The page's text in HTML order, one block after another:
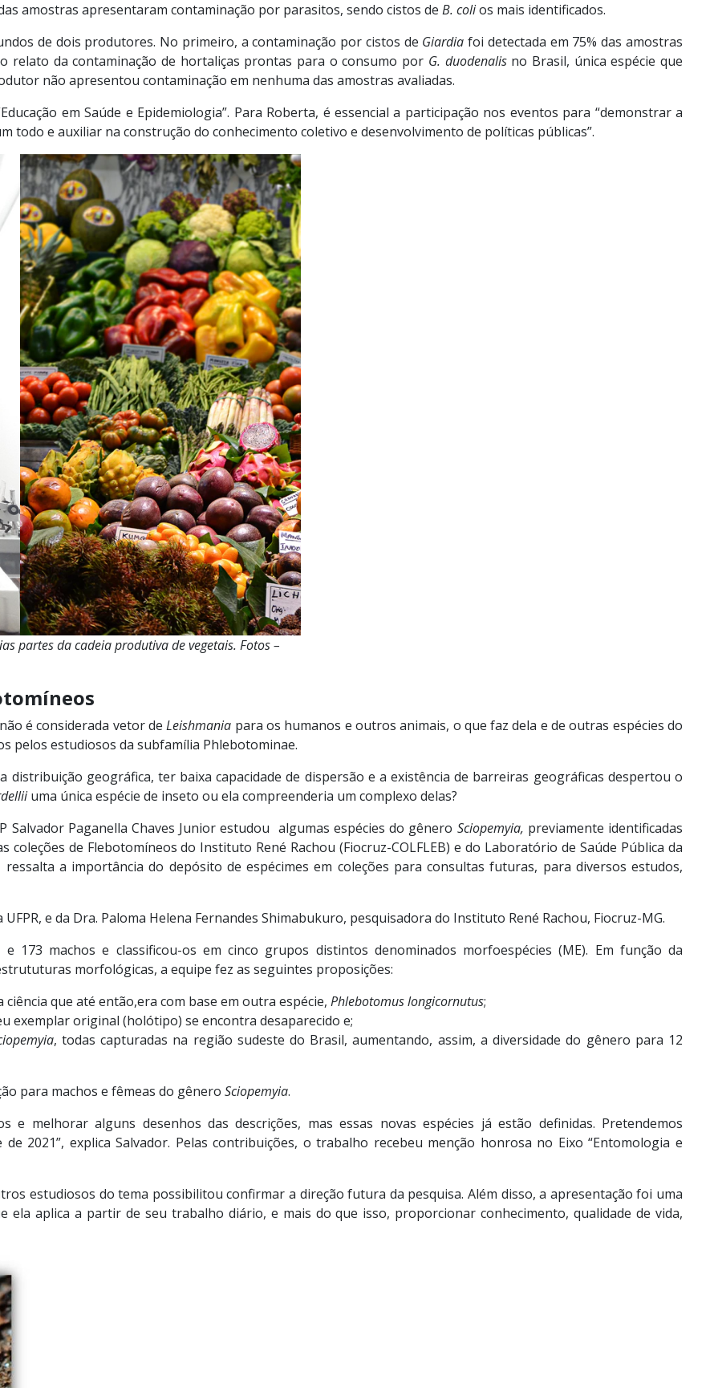
amostras apresentaram contaminação por parasitos, sendo cistos de B. colios mais identificados.
de dois produtores. No primeiro, a contaminação por cistos de Giardiafoi detectada em 75% das amostras
relato da contaminação de hortaliças prontas para o consumo por G. duodenalis no Brasil, única espécie que
não apresentou contaminação em nenhuma das amostras avaliadas.
em Saúde e Epidemiologia”. Para Roberta, é essencial a participação nos eventos para “demonstrar a
todo e auxiliar na construção do conhecimento coletivo e desenvolvimento de políticas públicas”.
partes da cadeia produtiva de vegetais. Fotos –
é considerada vetor deLeishmania para os humanos e outros animais, o que faz dela e de outras espécies do
pelos estudiosos da subfamília Phlebotominae.
geográfica, ter baixa capacidade de dispersão e a existência de barreiras geográficas despertou o
uma única espécie de inseto ou ela compreenderia um complexo delas?
Salvador Paganella Chaves Junior estudou algumas espécies do gênero Sciopemyia, previamente identificadas
coleções de Flebotomíneos do Instituto René Rachou (Fiocruz-COLFLEB) e do Laboratório de Saúde Pública da
ressalta a importância do depósito de espécimes em coleções para consultas futuras, para diversos estudos,
e da Dra. Paloma Helena Fernandes Shimabukuro, pesquisadora do Instituto René Rachou, Fiocruz-MG.
173 machos e classificou-os em cinco grupos distintos denominados morfoespécies (ME). Em função da
morfológicas, a equipe fez as seguintes proposições:
ciência que até então,era com base em outra espécie, Phlebotomus longicornutus;
exemplar original (holótipo) se encontra desaparecido e;
, todas capturadas na região sudeste do Brasil, aumentando, assim, a diversidade do gênero para 12
para machos e fêmeas do gênero Sciopemyia.
e melhorar alguns desenhos das descrições, mas essas novas espécies já estão definidas. Pretendemos
2021”, explica Salvador. Pelas contribuições, o trabalho recebeu menção honrosa no Eixo “Entomologia e
estudiosos do tema possibilitou confirmar a direção futura da pesquisa. Além disso, a apresentação foi uma
aplica a partir de seu trabalho diário, e mais do que isso, proporcionar conhecimento, qualidade de vida,